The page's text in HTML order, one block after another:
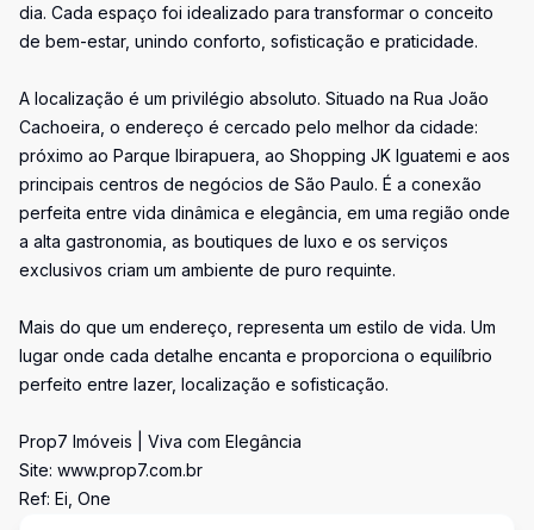
dia. Cada espaço foi idealizado para transformar o conceito
de bem-estar, unindo conforto, sofisticação e praticidade.
A localização é um privilégio absoluto. Situado na Rua João
Cachoeira, o endereço é cercado pelo melhor da cidade:
próximo ao Parque Ibirapuera, ao Shopping JK Iguatemi e aos
principais centros de negócios de São Paulo. É a conexão
perfeita entre vida dinâmica e elegância, em uma região onde
a alta gastronomia, as boutiques de luxo e os serviços
exclusivos criam um ambiente de puro requinte.
Mais do que um endereço, representa um estilo de vida. Um
lugar onde cada detalhe encanta e proporciona o equilíbrio
perfeito entre lazer, localização e sofisticação.
Prop7 Imóveis | Viva com Elegância
Site: www.prop7.com.br
Ref: Ei, One